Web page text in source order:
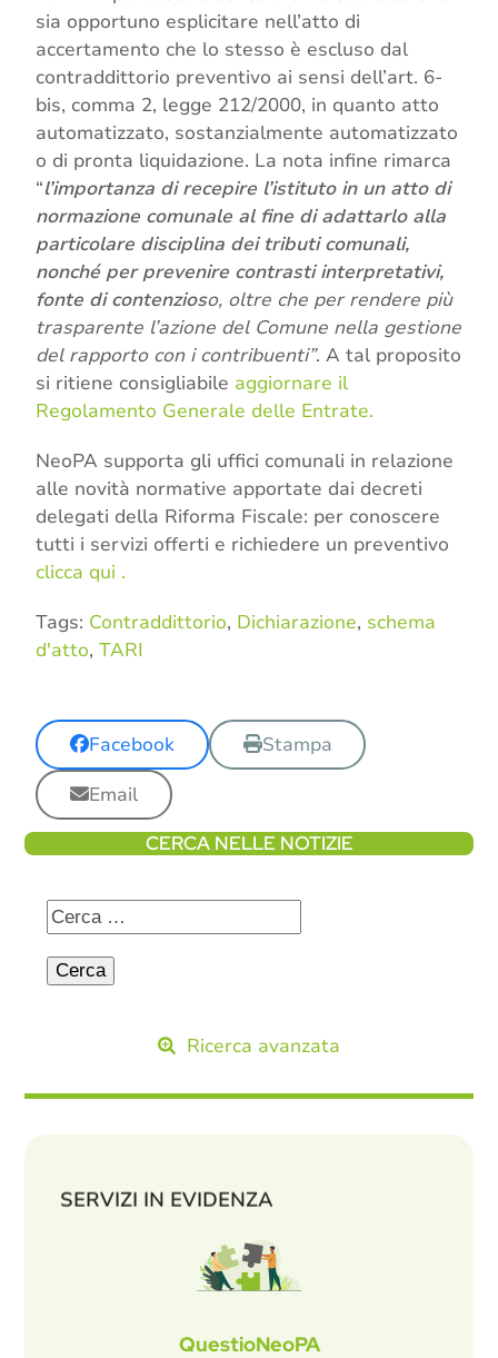
sia opportuno esplicitare nell’atto di
accertamento che lo stesso è escluso dal
contraddittorio preventivo ai sensi dell’art. 6-
bis, comma 2, legge 212/2000, in quanto atto
automatizzato, sostanzialmente automatizzato
o di pronta liquidazione. La nota infine rimarca
“l’importanza di recepire l’istituto in un atto di
normazione comunale al fine di adattarlo alla
particolare disciplina dei tributi comunali,
nonché per prevenire contrasti interpretativi,
fonte di contenzioso, oltre che per rendere più
trasparente l’azione del Comune nella gestione
del rapporto con i contribuenti”. A tal proposito
si ritiene consigliabile aggiornare il
Regolamento Generale delle Entrate.
NeoPA supporta gli uffici comunali in relazione
alle novità normative apportate dai decreti
delegati della Riforma Fiscale: per conoscere
tutti i servizi offerti e richiedere un preventivo
clicca qui .
Tags: Contraddittorio, Dichiarazione, schema
d'atto, TARI
Facebook
Stampa
Email
CERCA NELLE NOTIZIE
Ricerca avanzata
SERVIZI IN EVIDENZA
QuestioNeoPA